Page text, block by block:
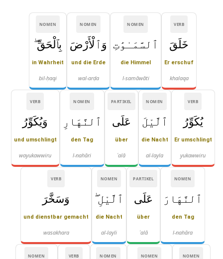
VERB
خَلَقَ
Er erschuf
khalaqa
NOMEN
ٱلسَّمَـٰوَٰتِ
die Himmel
l-samāwāti
NOMEN
وَٱلْأَرْضَ
und die Erde
wal-arḍa
NOMEN
بِٱلْحَقِّ ۖ
in Wahrheit
bil-ḥaqi
VERB
يُكَوِّرُ
Er umschlingt
yukawwiru
NOMEN
ٱلَّيْلَ
die Nacht
al-layla
PARTIKEL
عَلَى
über
ʿalā
NOMEN
ٱلنَّهَارِ
den Tag
l-nahāri
VERB
وَيُكَوِّرُ
und umschlingt
wayukawwiru
NOMEN
ٱلنَّهَارَ
den Tag
l-nahāra
PARTIKEL
عَلَى
über
ʿalā
NOMEN
ٱلَّيْلِ ۖ
die Nacht
al-layli
VERB
وَسَخَّرَ
und dienstbar gemacht
wasakhara
NOMEN
NOMEN
NOMEN
VERB
NOMEN